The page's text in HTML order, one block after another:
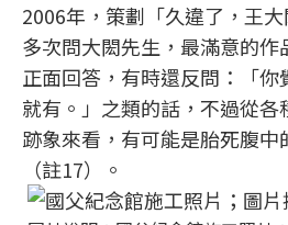
2006年，策劃「久違了，王
多次問大閎先生，最滿意的
正面回答，有時還反問：「
就有。」之類的話，不過從
跡象來看，有可能是胎死腹
（註17）。